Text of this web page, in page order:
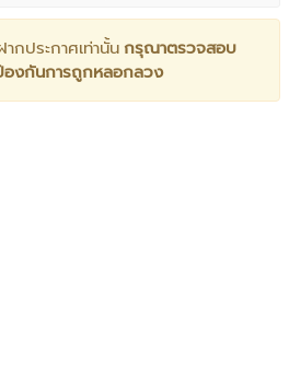
กประกาศเท่านั้น กรุณาตรวจสอบ
งกันการถูกหลอกลวง